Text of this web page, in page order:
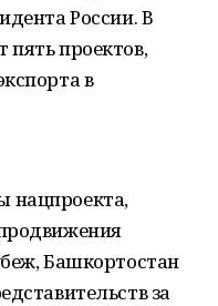
России. В
проектов,
в
нацпроекта,
Башкортостан
за